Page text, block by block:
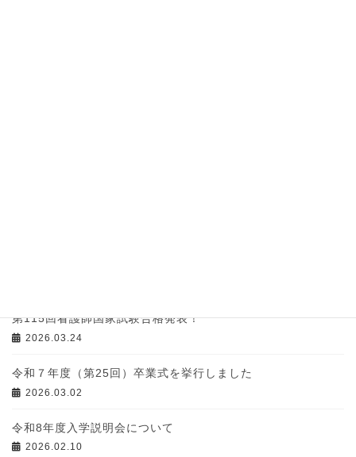
第115回看護師国家試験合格発表！
2026.03.24
令和７年度（第25回）卒業式を挙行しました
2026.03.02
令和8年度入学説明会について
2026.02.10